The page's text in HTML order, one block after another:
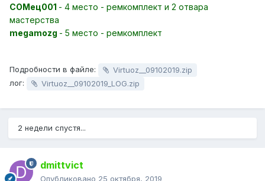
СОМец001 - 4 место - ремкомплект и 2 отвара
мастерства
megamozg - 5 место - ремкомплект
Подробности в файле:
Virtuoz__09102019.zip
лог:
Virtuoz__09102019_LOG.zip
2 недели спустя...
dmittvict
Опубликовано 25 октября, 2019